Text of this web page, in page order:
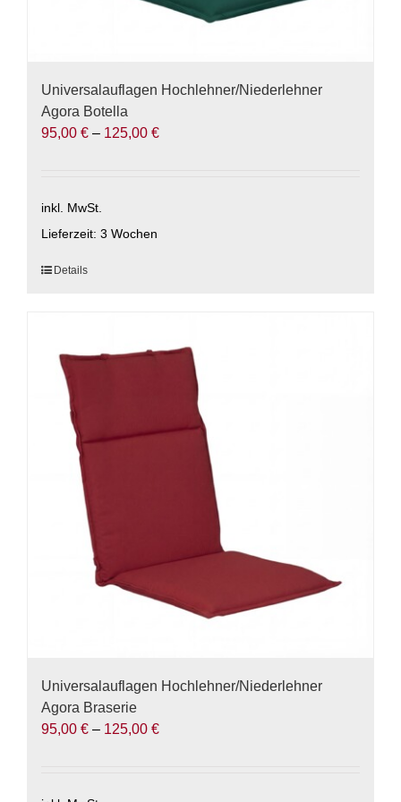
Universalauflagen Hochlehner/Niederlehner
Agora Botella
95,00 € – 125,00 €
inkl. MwSt.
Lieferzeit: 3 Wochen
Dieses
Varianten
Optionen
können
Produktseite
gewählt
Details
Universalauflagen Hochlehner/Niederlehner
Agora Braserie
95,00 € – 125,00 €